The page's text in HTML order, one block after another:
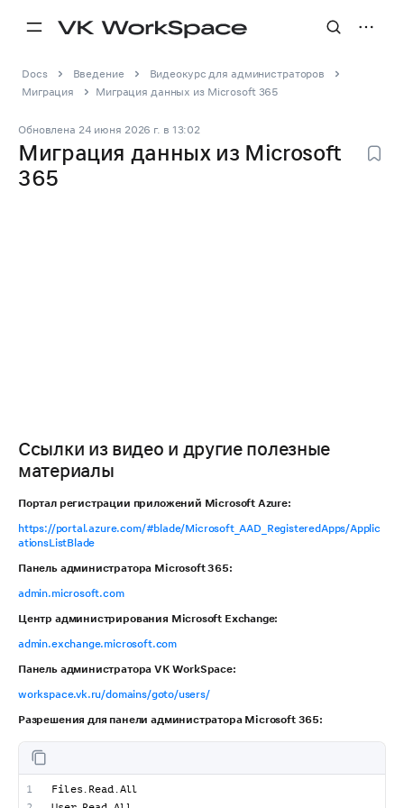
Docs Введение
Видеокурс для администраторов
Миграция
Миграция данных из Microsoft 365
Обновлена 24 июня 2026 г. в 13:02
Миграция данных из Microsoft
365
Ссылки из видео и другие полезные
материалы
Портал регистрации приложений Microsoft Azure:
https://portal.azure.com/#blade/Microsoft_AAD_RegisteredApps/Applic
ationsListBlade
Панель администратора Microsoft 365:
admin.microsoft.com
Центр администрирования Microsoft Exchange:
admin.exchange.microsoft.com
Панель администратора VK WorkSpace:
workspace.vk.ru/domains/goto/users/
Разрешения для панели администратора Microsoft 365:
Files.Read.All